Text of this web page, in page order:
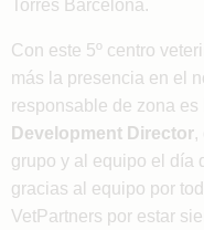
Con este 5º centro
más la presencia en el
responsable de zona es
Development Director
grupo y al equipo el día
gracias al equipo por
VetPartners por estar